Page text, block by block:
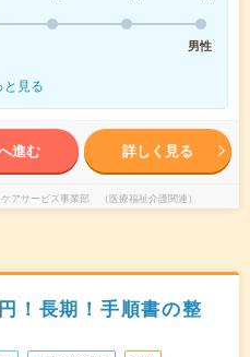
男性
と見る
進む 詳しく見る
アサービス事業部 （医療福祉介護関連）
！長期！手順書の整